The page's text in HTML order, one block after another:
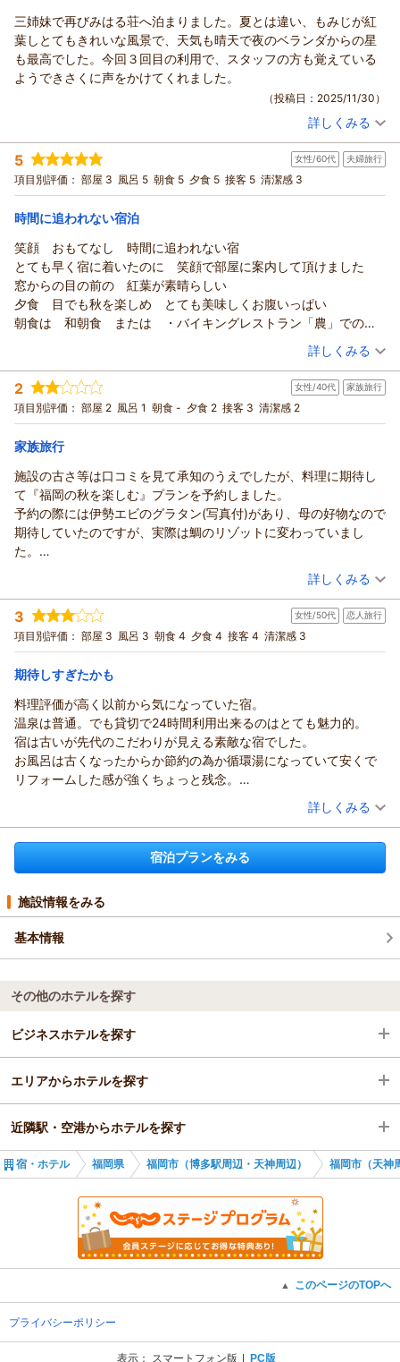
三姉妹で再びみはる荘へ泊まりました。夏とは違い、もみじが紅
葉しとてもきれいな風景で、天気も晴天で夜のベランダからの星
も最高でした。今回３回目の利用で、スタッフの方も覚えている
ようできさくに声をかけてくれました。
（投稿日：2025/11/30）
投稿者： ももたんさん(女性/50代)
宿泊プラン： 【和洋奏でるスタンダードプラン】自慢の料理と福岡の温泉を
楽しむ贅沢を♪【1泊2食】
和室 朝・夕
宿泊価格帯： 18,001～19,000円(大人一人あたり/税込)
詳しくみる
5 女性/60代 夫婦旅行
項目別評価： 部屋 3 風呂 5 朝食 5 夕食 5 接客 5 清潔感 3
時間に追われない宿泊
笑顔 おもてなし 時間に追われない宿
とても早く宿に着いたのに 笑顔で部屋に案内して頂けました
窓からの目の前の 紅葉が素晴らしい
夕食 目でも秋を楽しめ とても美味しくお腹いっぱい
朝食は 和朝食 または ・バイキングレストラン「農」でのブ
が選べ １０時３０分にチェックアウトして 隣のレストランへ
案内していただきました[レストラン ユーチューブ掲載あり]
種類も豊富で 全種類食べられなかったけど 大満足
朝食が遅いので 心配しましたが 夜食か朝食にと おにぎりが
温泉は家族風呂で 岩風呂 檜風呂がありました
強風だったので檜風呂を ゆっくり何度も楽しみました
今度は 岩風呂を楽しみにしてます
（投稿日：2025/11/19）
宿泊時期： 2025年11月宿泊 (夫婦旅行)
投稿者： かっちさん
宿泊プラン： 【食と温泉 気ままに平日旅】夕食に和洋創作会席、朝食に和
朝食orバイキングを♪【1泊2食】
和室 朝・夕
宿泊価格帯：
詳しくみる
2 女性/40代 家族旅行
項目別評価： 部屋 2 風呂 1 朝食 - 夕食 2 接客 3 清潔感 2
家族旅行
施設の古さ等は口コミを見て承知のうえでしたが、料理に期待し
て『福岡の秋を楽しむ』プランを予約しました。
予約の際には伊勢エビのグラタン(写真付)があり、母の好物なので
期待していたのですが、実際は鯛のリゾットに変わっていまし
た。
旅館からは何の説明もなく、母にはサプライズのつもりでしたの
で取り立てて何も言いませんでしたが、すごく残念でした。
岩風呂は翌朝はぬるくて入れなかったので、こちらはまだ不具合
があるようです。
朝食はブランチに変更して併設のレストランに優先して案内して
さんあって、母も喜んでいました。
（投稿日：2025/10/31）
宿泊時期： 2025年10月宿泊 (家族旅行)
投稿者： ヒロさん(女性/40代)
宿泊プラン： 【季節を楽しむ：秋】福岡の秋を楽しむ！秋の景色を眺めなが
ら食と温泉をお楽しみください☆【１泊２食】
和室 朝・夕
宿泊価格帯： 20,001～21,000円(大人一人あたり/税込)
椎原温泉 割烹旅館 みはる荘からの返信
このたびは当館をご利用いただき、また丁寧なご感想をお寄せ
くださり誠にありがとうございます。
せっかく「福岡の秋を楽しむ」プランをお選びいただいたの
に、掲載写真と実際のお料理が異なっていたことで、ご期待を
裏切る形となってしまい本当に申し訳ございませんでした。
伊勢エビのグラタンの写真は、以前のメニューを誤って掲載し
ていたことが原因でした。現在はすでに正しい写真に差し替
え、同様のことがないよう確認体制を見直しております。
と、そのお気持ちを思うと大変心苦しく感じております。
また、岩風呂の温度についても快適にご利用いただけず申し訳
ございませんでした。現在は調整・点検を進め、より良い状態
でお楽しみいただけるよう改善しております。
みいただけたとのお言葉、とても嬉しく拝見しました。
これからも「また来たい」と思っていただけるよう、スタッフ
一同心を込めておもてなしさせていただきます。
改めまして、このたびのご指摘に深く感謝申し上げます。
（返信日：2025/11/16）
詳しくみる
3 女性/50代 恋人旅行
項目別評価： 部屋 3 風呂 3 朝食 4 夕食 4 接客 4 清潔感 3
期待しすぎたかも
料理評価が高く以前から気になっていた宿。
温泉は普通。でも貸切で24時間利用出来るのはとても魅力的。
宿は古いが先代のこだわりが見える素敵な宿でした。
お風呂は古くなったからか節約の為か循環湯になっていて安くで
リフォームした感が強くちょっと残念。
見た目はお洒落なので味より映えを重視する今の時代にはいいの
朝食ブランチは味は普通だが大食の私はお腹いっぱい食べられる
ので良し。
私はあまり食べないがデザート類は充実しているので甘い物好き
今回は期待が大きすぎて辛口評価になったのかもしれません。
宿にいた昔からいるという若い方の仲居さんはとても感じが良く
（投稿日：2025/08/27）
宿泊時期： 2025年07月宿泊 (恋人旅行)
投稿者： きょうさん(女性/50代)
【和洋奏でるスタンダードプラン】自慢の料理と福岡の温泉を
楽しむ贅沢を♪【1泊2食】
宿泊価格帯： 17,001～18,000円(大人一人あたり/税込)
詳しくみる
宿泊プランをみる
施設情報をみる
基本情報
その他のホテルを探す
ビジネスホテルを探す
福岡県
福岡市（博多駅周辺・天神周辺）
福岡市（天神周辺・百道浜）
エリアからホテルを探す
福岡県
福岡市（博多駅周辺・天神周辺）
福岡市（天神周辺・百道浜）
野芥駅
近隣駅・空港からホテルを探す
筑前前原駅
宿・ホテル 福岡県 福岡市（博多駅周辺・天神周辺） 福岡市（天神
▲ このページのTOPへ
プライバシーポリシー
表示： スマートフォン版 PC版